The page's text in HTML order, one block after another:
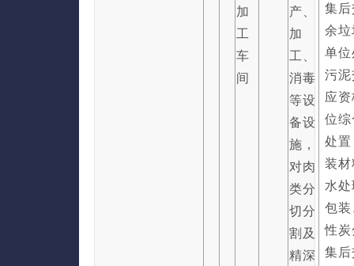
加
工
车
间
产、
加
工、
消毒
等设
备设
施，
对肉
类分
切分
割及
精深
集
余
单
污
应
位
处
装
水
包
性
集